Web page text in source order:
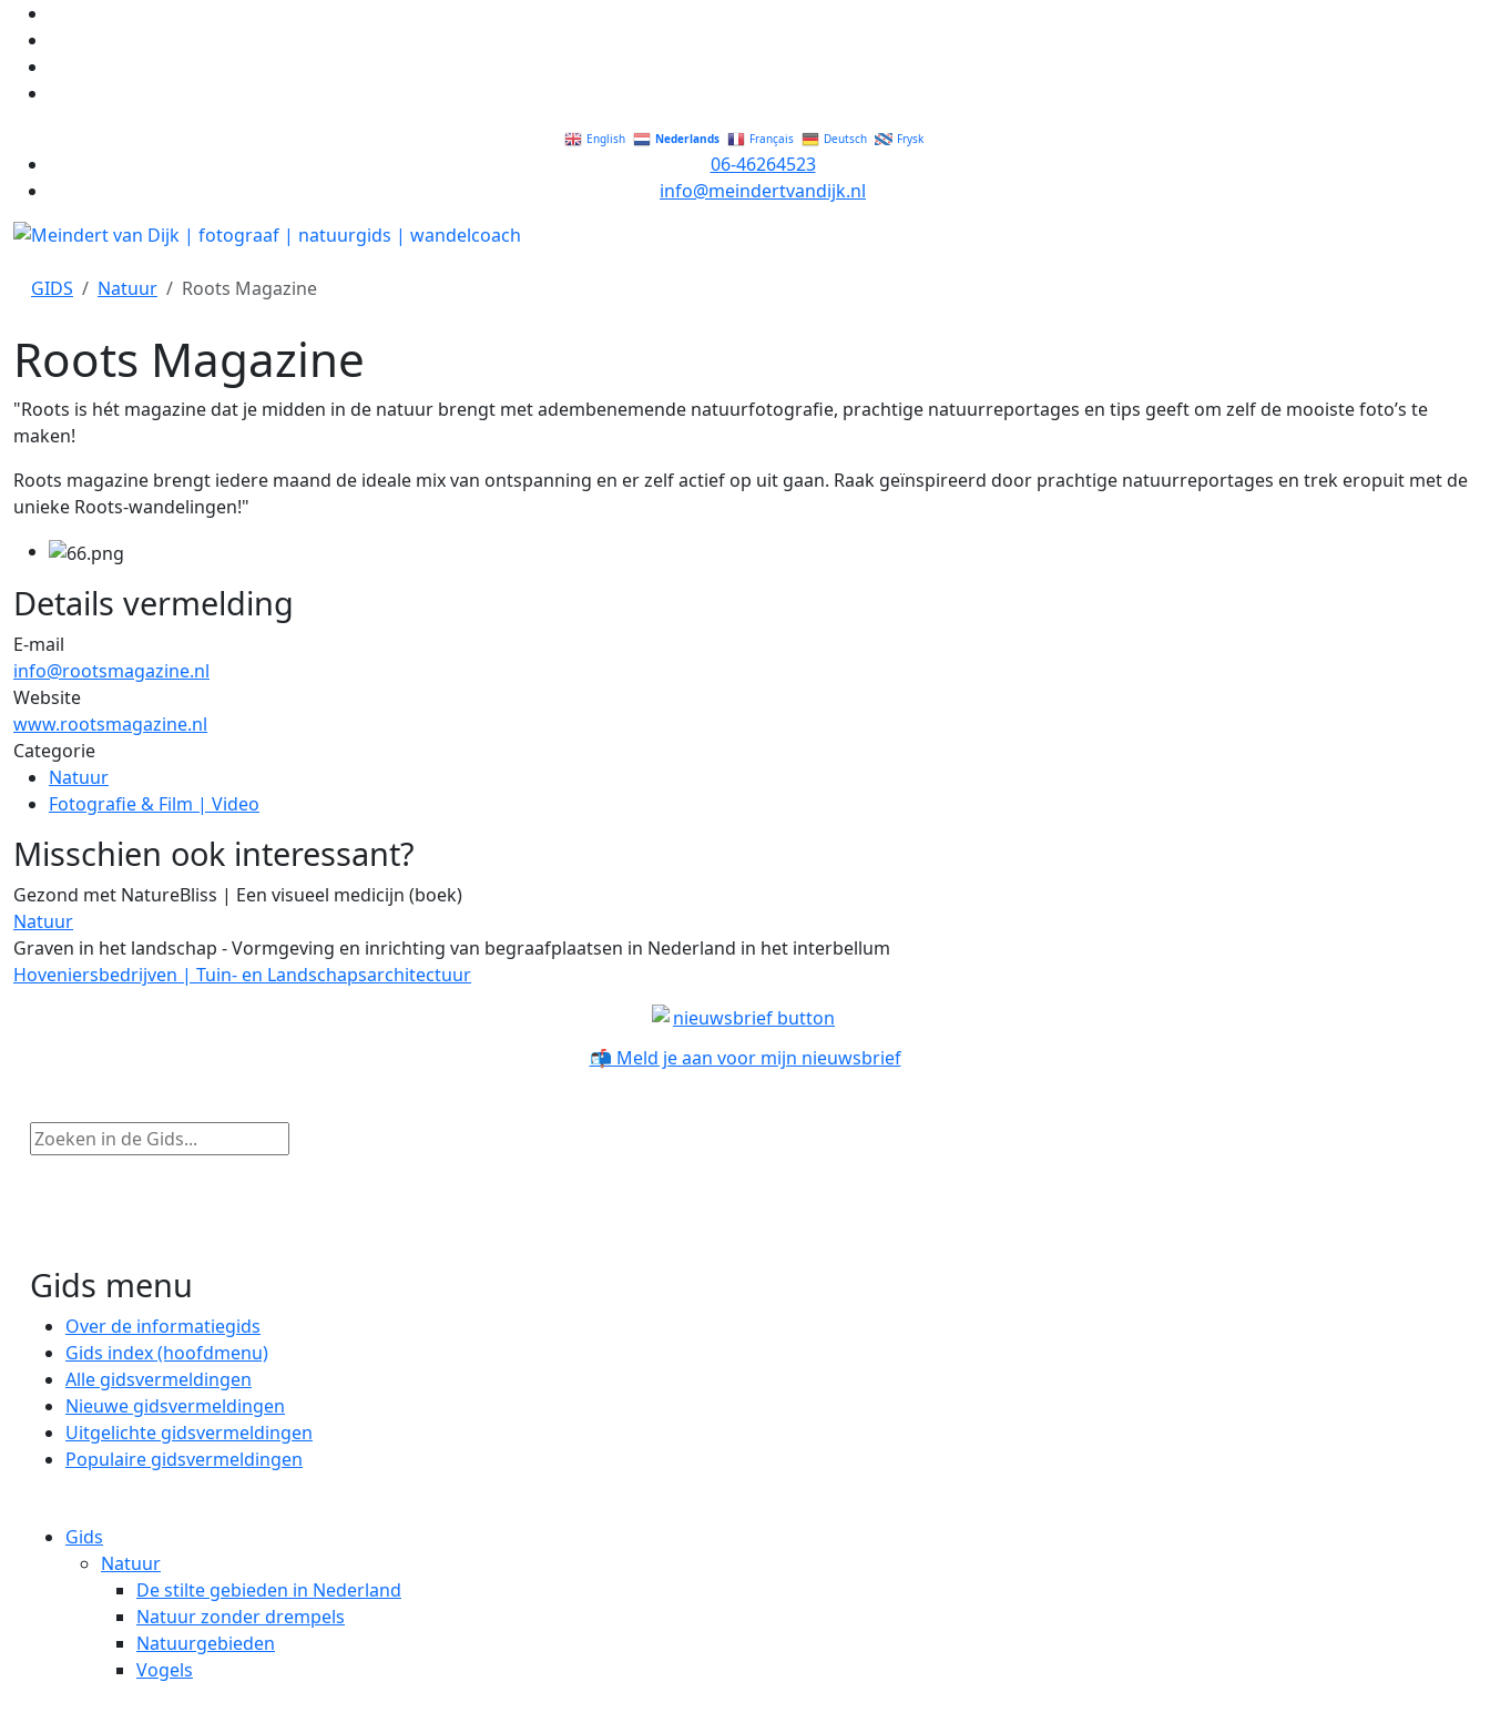
English Nederlands Français Deutsch Frysk
06-46264523
info@meindertvandijk.nl
GIDS Natuur Roots Magazine
Roots Magazine
"Roots is hét magazine dat je midden in de natuur brengt met adembenemende natuurfotografie, prachtige natuurreportages en tips geeft om zelf de mooiste foto’s te
maken!
Roots magazine brengt iedere maand de ideale mix van ontspanning en er zelf actief op uit gaan. Raak geïnspireerd door prachtige natuurreportages en trek eropuit met de
unieke Roots-wandelingen!"
Details vermelding
E-mail
info@rootsmagazine.nl
Website
www.rootsmagazine.nl
Categorie
Natuur
Fotografie & Film | Video
Misschien ook interessant?
Gezond met NatureBliss | Een visueel medicijn (boek)
Natuur
Graven in het landschap - Vormgeving en inrichting van begraafplaatsen in Nederland in het interbellum
Hoveniersbedrijven | Tuin- en Landschapsarchitectuur
📬 Meld je aan voor mijn nieuwsbrief
Zoeken in de Gids...
Gids menu
Over de informatiegids
Gids index (hoofdmenu)
Alle gidsvermeldingen
Nieuwe gidsvermeldingen
Uitgelichte gidsvermeldingen
Populaire gidsvermeldingen
Gids
Natuur
De stilte gebieden in Nederland
Natuur zonder drempels
Natuurgebieden
Vogels